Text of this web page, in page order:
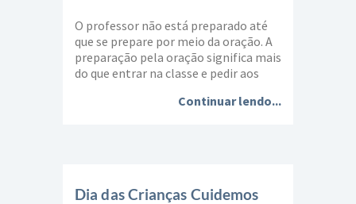
O professor não está preparado até
que se prepare por meio da oração. A
preparação pela oração significa mais
do que entrar na classe e pedir aos
preparação pela oração também
Continuar lendo...
Dia das Crianças Cuidemos